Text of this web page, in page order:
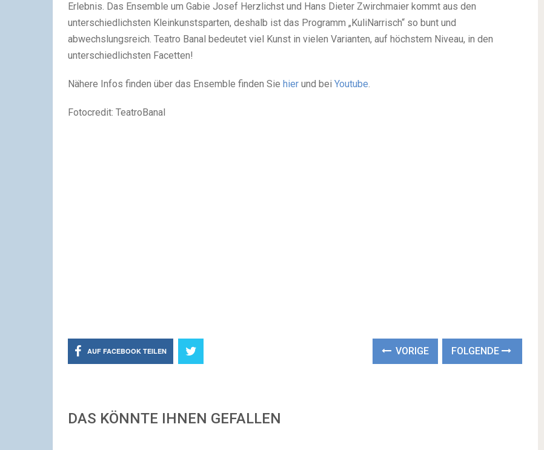
Erlebnis. Das Ensemble um Gabie Josef Herzlichst und Hans Dieter Zwirchmaier kommt aus den
unterschiedlichsten Kleinkunstsparten, deshalb ist das Programm „KuliNarrisch“ so bunt und
abwechslungsreich. Teatro Banal bedeutet viel Kunst in vielen Varianten, auf höchstem Niveau, in den
unterschiedlichsten Facetten!
Nähere Infos finden über das Ensemble finden Sie hier und bei Youtube.
Fotocredit: TeatroBanal
AUF FACEBOOK TEILEN VORIGE FOLGENDE
DAS KÖNNTE IHNEN GEFALLEN